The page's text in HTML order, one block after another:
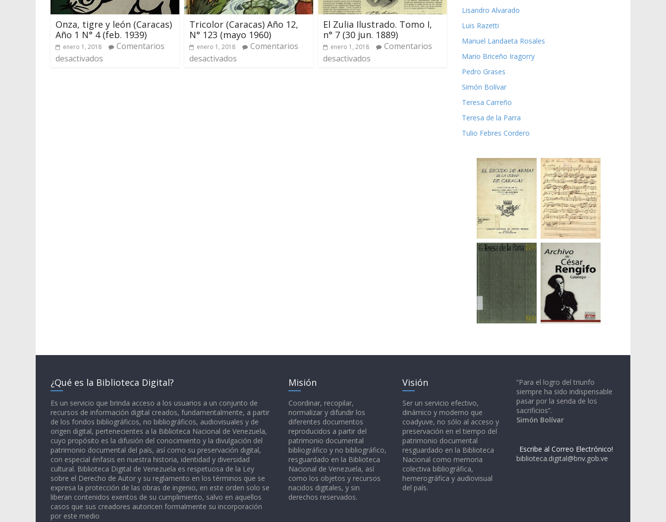
Onza, tigre y león (Caracas)
Año 1 N° 4 (feb. 1939)
enero 1, 2018
Comentarios
desactivados
Tricolor (Caracas) Año 12,
N° 123 (mayo 1960)
enero 1, 2018
Comentarios
desactivados
El Zulia Ilustrado. Tomo I,
n° 7 (30 jun. 1889)
enero 1, 2018
Comentarios
desactivados
Lisandro Alvarado
Luis Razetti
Manuel Landaeta Rosales
Mario Briceño Iragorry
Pedro Grases
Simón Bolívar
Teresa Carreño
Teresa de la Parra
Tulio Febres Cordero
¿Qué es la Biblioteca Digital?
Es un servicio que brinda acceso a los usuarios a un conjunto de
recursos de información digital creados, fundamentalmente, a partir
de los fondos bibliográficos, no bibliográficos, audiovisuales y de
origen digital, pertenecientes a la Biblioteca Nacional de Venezuela,
cuyo propósito es la difusión del conocimiento y la divulgación del
patrimonio documental del país, así como su preservación digital,
con especial énfasis en nuestra historia, identidad y diversidad
cultural. Biblioteca Digital de Venezuela es respetuosa de la Ley
sobre el Derecho de Autor y su reglamento en los términos que se
expresa la protección de las obras de ingenio, en este orden solo se
liberan contenidos exentos de su cumplimiento, salvo en aquellos
casos que sus creadores autoricen formalmente su incorporación
por este medio
Misión
Coordinar, recopilar,
normalizar y difundir los
diferentes documentos
reproducidos a partir del
patrimonio documental
bibliográfico y no bibliográfico,
resguardado en la Biblioteca
Nacional de Venezuela, así
como los objetos y recursos
nacidos digitales, y sin
derechos reservados.
Visión
Ser un servicio efectivo,
dinámico y moderno que
coadyuve, no sólo al acceso y
preservación en el tiempo del
patrimonio documental
resguardado en la Biblioteca
Nacional como memoria
colectiva bibliográfica,
hemerográfica y audiovisual
del país.
“Para el logro del triunfo
siempre ha sido indispensable
pasar por la senda de los
sacrificios”.
Simón Bolívar
Escribe al Correo Electrónico!
biblioteca.digital@bnv.gob.ve